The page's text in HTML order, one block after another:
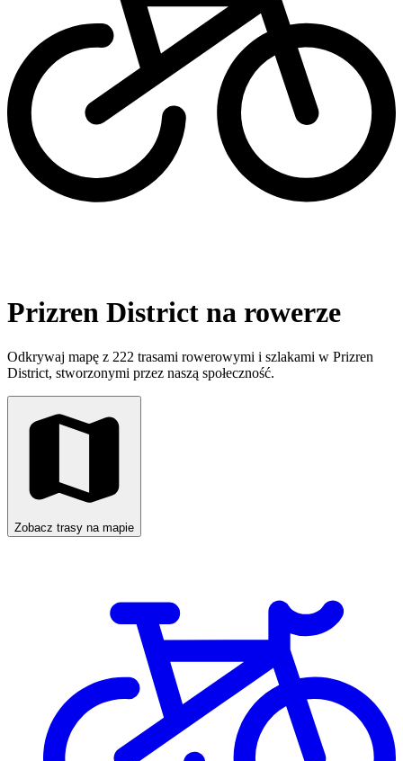
Prizren District na rowerze
Odkrywaj mapę z 222 trasami rowerowymi i szlakami w Prizren
District, stworzonymi przez naszą społeczność.
Zobacz trasy na mapie